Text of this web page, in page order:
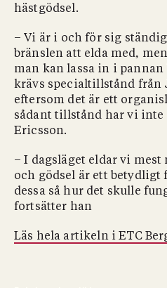
hästgödsel.
– Vi är i och för sig
bränslen att elda med,
man kan lassa in i pannan
krävs specialtillstånd från
eftersom det är ett
sådant tillstånd har vi inte
Ericsson.
– I dagsläget eldar vi mest
och gödsel är ett betydligt
dessa så hur det skulle
fortsätter han
Läs hela artikeln i ETC